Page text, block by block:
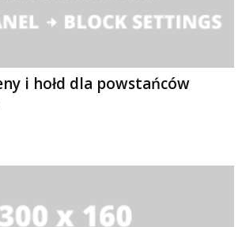
i hołd dla powstańców